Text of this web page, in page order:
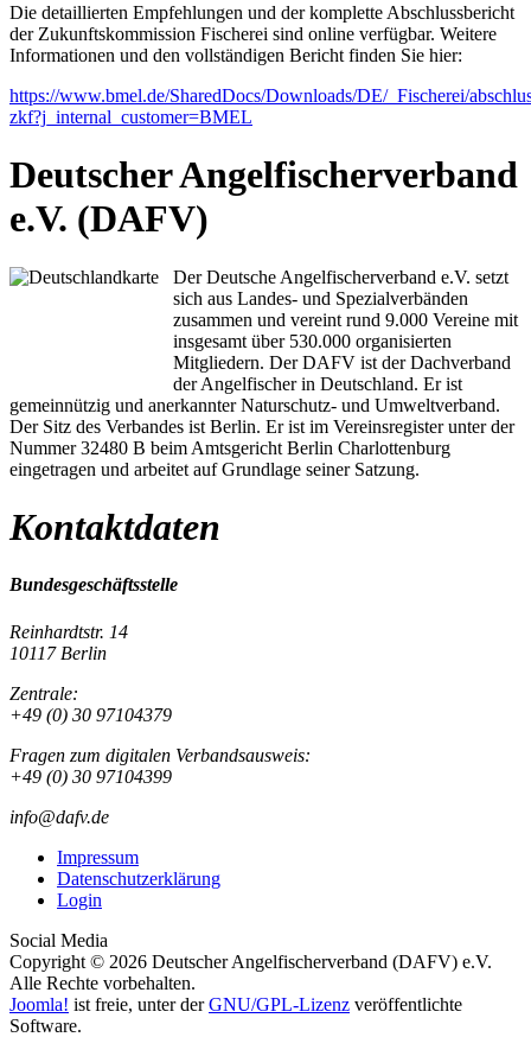
Die detaillierten Empfehlungen und der komplette Abschlussbericht
der Zukunftskommission Fischerei sind online verfügbar. Weitere
Informationen und den vollständigen Bericht finden Sie hier:
https://www.bmel.de/SharedDocs/Downloads/DE/_Fischerei/
zkf?j_internal_customer=BMEL
Deutscher Angelfischerverband
e.V. (DAFV)
Der Deutsche Angelfischerverband e.V. setzt
sich aus Landes- und Spezialverbänden
zusammen und vereint rund 9.000 Vereine mit
insgesamt über 530.000 organisierten
Mitgliedern. Der DAFV ist der Dachverband
der Angelfischer in Deutschland. Er ist
gemeinnützig und anerkannter Naturschutz- und Umweltverband.
Der Sitz des Verbandes ist Berlin. Er ist im Vereinsregister unter der
Nummer 32480 B beim Amtsgericht Berlin Charlottenburg
eingetragen und arbeitet auf Grundlage seiner Satzung.
Kontaktdaten
Bundesgeschäftsstelle
Reinhardtstr. 14
10117 Berlin
Zentrale:
+49 (0) 30 97104379
Fragen zum digitalen Verbandsausweis:
+49 (0) 30 97104399
info@dafv.de
Impressum
Datenschutzerklärung
Login
Social Media
Copyright © 2026 Deutscher Angelfischerverband (DAFV) e.V.
Alle Rechte vorbehalten.
Joomla! ist freie, unter derGNU/GPL-Lizenz veröffentlichte
Software.